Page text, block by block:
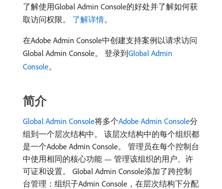
了解使用Global Admin Console的好处并了解如何获
取访问权限。 了解详情。
在Adobe Admin Console中创建支持案例以请求访问
Global Admin Console。 登录到Global Admin
Console。
简介
Global Admin Console将多个Adobe Admin Console分
组到一个层次结构中。 该层次结构中的每个组织都
是一个Adobe Admin Console。 管理员在每个控制台
中使用相同的核心功能 — 管理该组织的用户、许
可证和设置。 Global Admin Console添加了跨控制
台管理：组织子Admin Console，在层次结构下分配